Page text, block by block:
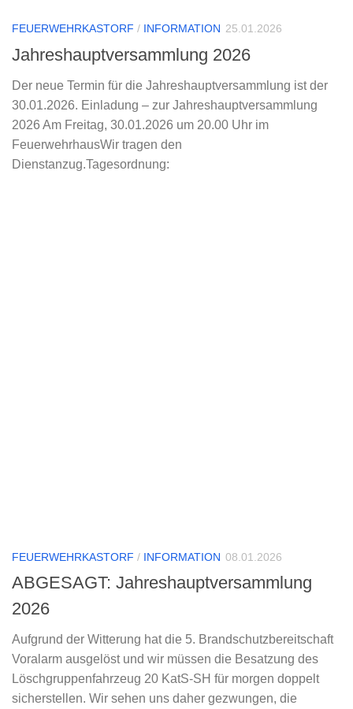
FEUERWEHRKASTORF / INFORMATION 25.01.2026
Jahreshauptversammlung 2026
Der neue Termin für die Jahreshauptversammlung ist der
30.01.2026. Einladung – zur Jahreshauptversammlung
2026 Am Freitag, 30.01.2026 um 20.00 Uhr im
FeuerwehrhausWir tragen den
Dienstanzug.Tagesordnung:
FEUERWEHRKASTORF / INFORMATION 08.01.2026
ABGESAGT: Jahreshauptversammlung
2026
Aufgrund der Witterung hat die 5. Brandschutzbereitschaft
Voralarm ausgelöst und wir müssen die Besatzung des
Löschgruppenfahrzeug 20 KatS-SH für morgen doppelt
sicherstellen. Wir sehen uns daher gezwungen, die